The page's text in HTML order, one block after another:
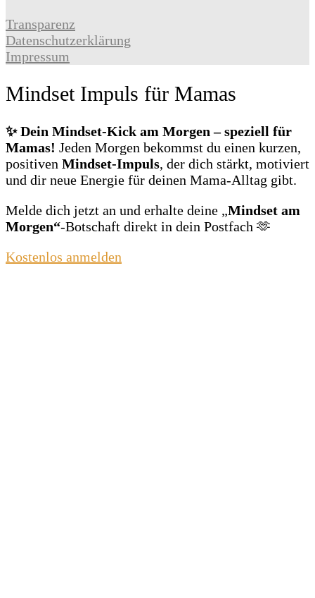
Transparenz
Datenschutzerklärung
Impressum
Mindset Impuls für Mamas
✨ Dein Mindset‑Kick am Morgen – speziell für
Mamas! Jeden Morgen bekommst du einen kurzen,
positiven Mindset‑Impuls, der dich stärkt, motiviert
und dir neue Energie für deinen Mama‑Alltag gibt.
Melde dich jetzt an und erhalte deine „Mindset am
Morgen“‑Botschaft direkt in dein Postfach 🫶
Kostenlos anmelden